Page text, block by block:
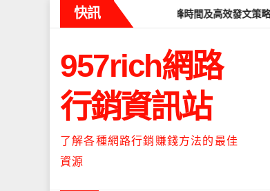
快訊
麼時候流量最高？流量高峰時間及高效發文策略攻略
957rich網路
行銷資訊站
了解各種網路行銷賺錢方法的最佳
資源